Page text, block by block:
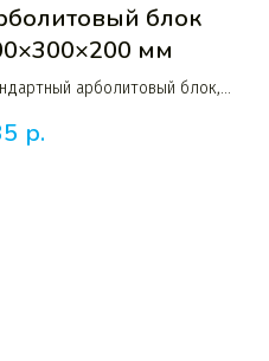
блок
мм
арболитовый блок,
р.